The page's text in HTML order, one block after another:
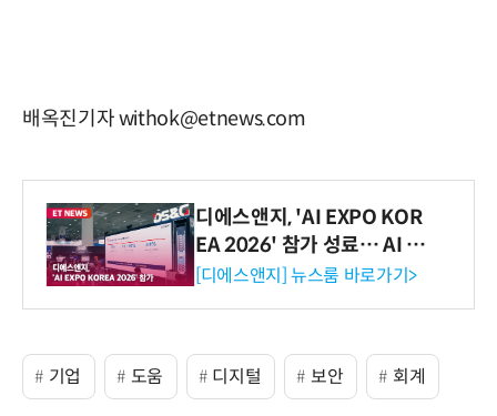
배옥진기자 withok@etnews.com
디에스앤지, 'AI EXPO KOR
EA 2026' 참가 성료… AI 전
생애주기 아우르는 통합 솔루
[디에스앤지] 뉴스룸 바로가기>
기업 도움 디지털 보안 회계